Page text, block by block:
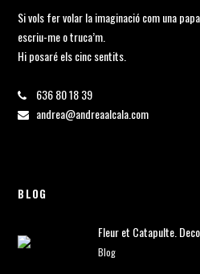
Si vols fer volar la imaginació com una
escriu-me o truca’m.
Hi posaré els cinc sentits.
636 80 18 39
andrea@andreaalcala.com
BLOG
Fleur et Catapulte.
Blog